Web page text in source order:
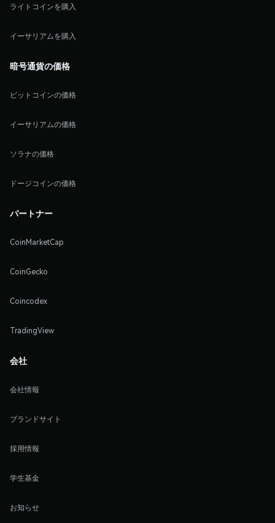
ライトコインを購入
イーサリアムを購入
暗号通貨の価格
ビットコインの価格
イーサリアムの価格
ソラナの価格
ドージコインの価格
パートナー
CoinMarketCap
CoinGecko
Coincodex
TradingView
会社
会社情報
ブランドサイト
採用情報
学生基金
お知らせ